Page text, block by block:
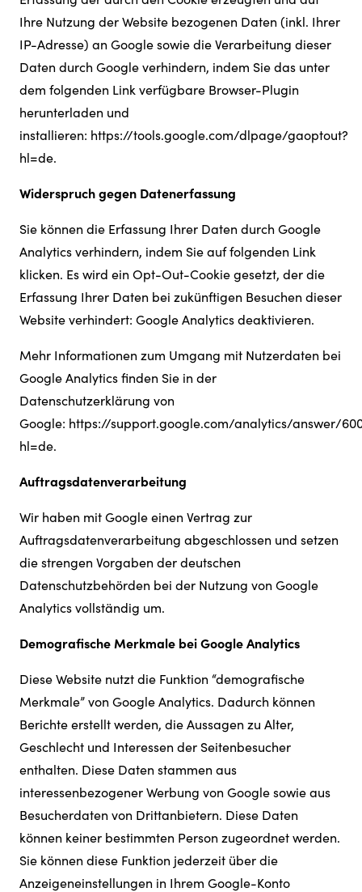
Ihre Nutzung der Website bezogenen Daten (inkl. Ihrer
IP-Adresse) an Google sowie die Verarbeitung dieser
Daten durch Google verhindern, indem Sie das unter
dem folgenden Link verfügbare Browser-Plugin
herunterladen und
installieren: https://tools.google.com/dlpage/gaoptout?
hl=de.
Widerspruch gegen Datenerfassung
Sie können die Erfassung Ihrer Daten durch Google
Analytics verhindern, indem Sie auf folgenden Link
klicken. Es wird ein Opt-Out-Cookie gesetzt, der die
Erfassung Ihrer Daten bei zukünftigen Besuchen dieser
Website verhindert: Google Analytics deaktivieren.
Mehr Informationen zum Umgang mit Nutzerdaten bei
Google Analytics finden Sie in der
Datenschutzerklärung von
Google: https://support.google.com/analytics/answer/
hl=de.
Auftragsdatenverarbeitung
Wir haben mit Google einen Vertrag zur
Auftragsdatenverarbeitung abgeschlossen und setzen
die strengen Vorgaben der deutschen
Datenschutzbehörden bei der Nutzung von Google
Analytics vollständig um.
Demografische Merkmale bei Google Analytics
Diese Website nutzt die Funktion “demografische
Merkmale” von Google Analytics. Dadurch können
Berichte erstellt werden, die Aussagen zu Alter,
Geschlecht und Interessen der Seitenbesucher
enthalten. Diese Daten stammen aus
interessenbezogener Werbung von Google sowie aus
Besucherdaten von Drittanbietern. Diese Daten
können keiner bestimmten Person zugeordnet werden.
Sie können diese Funktion jederzeit über die
Anzeigeneinstellungen in Ihrem Google-Konto